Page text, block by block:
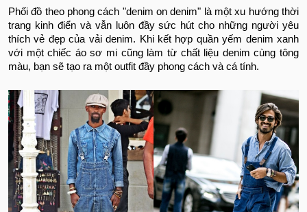
Phối đồ theo phong cách "denim on denim" là một xu hướng thời
trang kinh điển và vẫn luôn đầy sức hút cho những người yêu
thích vẻ đẹp của vải denim. Khi kết hợp quần yếm denim xanh
với một chiếc áo sơ mi cũng làm từ chất liệu denim cùng tông
màu, bạn sẽ tạo ra một outfit đầy phong cách và cá tính.